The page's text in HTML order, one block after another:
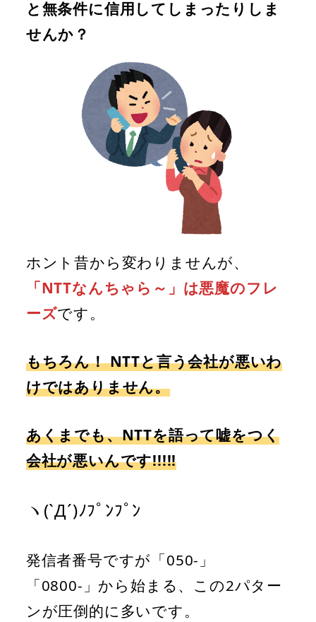
と無条件に信用してしまったりしま
せんか？
ホント昔から変わりませんが、
「NTTなんちゃら～」は悪魔のフレ
ーズです。
もちろん！ NTTと言う会社が悪いわ
けではありません。
あくまでも、NTTを語って嘘をつく
会社が悪いんです!!!!!
ヽ(`Д´)ﾉﾌﾟﾝﾌﾟﾝ
発信者番号ですが「050-」
「0800-」から始まる、この2パター
ンが圧倒的に多いです。